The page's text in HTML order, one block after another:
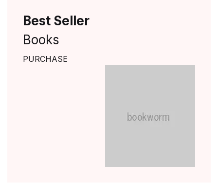
Best Seller
Books
PURCHASE